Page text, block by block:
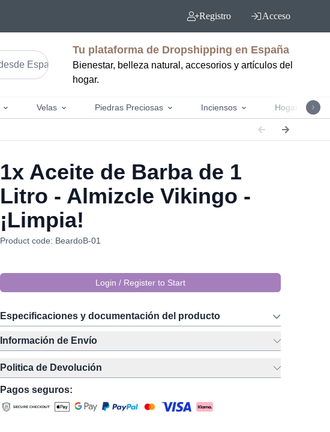
Registro Acceso
Tu plataforma de Dropshipping en España
Bienestar, belleza natural, accesorios y artículos del
hogar.
Velas Piedras Preciosas Inciensos Hogar y jardín
1x Aceite de Barba de 1
Litro - Almizcle Vikingo -
¡Limpia!
Product code: BeardoB-01
Login / Register to Start
Especificaciones y documentación del producto
Información de Envío
Politica de Devolución
Pagos seguros: